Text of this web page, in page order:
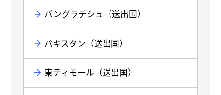
バングラデシュ（送出国）
パキスタン（送出国）
東ティモール（送出国）